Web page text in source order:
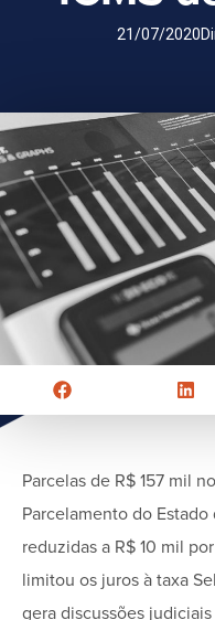
21/07/2020
Parcelas de R$ 157 mil
Parcelamento do Estado
reduzidas a R$ 10 mil
limitou os juros à taxa
gera discussões